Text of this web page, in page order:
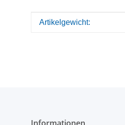
Produkteigenschaft
Wert
Artikelgewicht: